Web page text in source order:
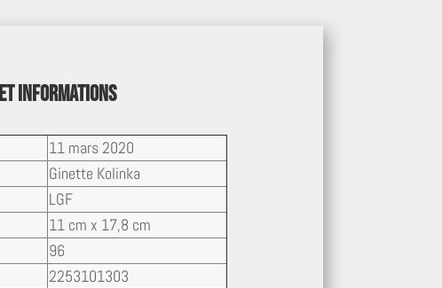
informations
11 mars 2020
Ginette Kolinka
LGF
11 cm x 17,8 cm
96
2253101303